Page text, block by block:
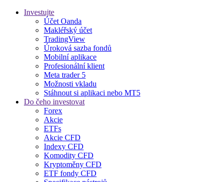
Investujte
Účet Oanda
Makléřský účet
TradingView
Úroková sazba fondů
Mobilní aplikace
Profesionální klient
Meta trader 5
Možnosti vkladu
Stáhnout si aplikaci nebo MT5
Do čeho investovat
Forex
Akcie
ETFs
Akcie CFD
Indexy CFD
Komodity CFD
Kryptoměny CFD
ETF fondy CFD